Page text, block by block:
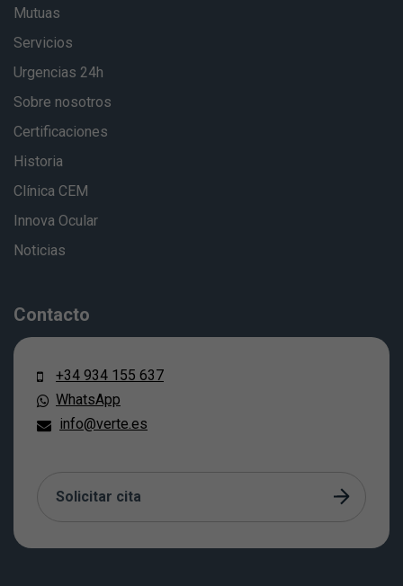
Mutuas
Servicios
Urgencias 24h
Sobre nosotros
Certificaciones
Historia
Clínica CEM
Innova Ocular
Noticias
Contacto
+34 934 155 637
WhatsApp
info@verte.es
Solicitar cita